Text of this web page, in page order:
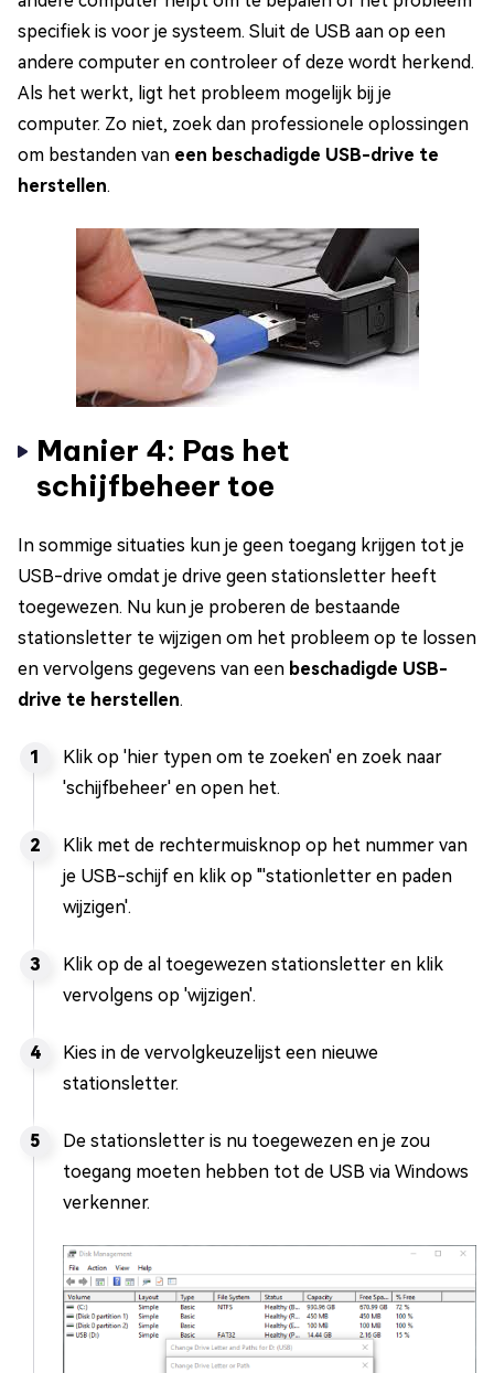
specifiek is voor je systeem. Sluit de USB aan op een
andere computer en controleer of deze wordt herkend.
Als het werkt, ligt het probleem mogelijk bij je
computer. Zo niet, zoek dan professionele oplossingen
om bestanden van een beschadigde USB-drive te
herstellen.
Manier 4: Pas het
schijfbeheer toe
In sommige situaties kun je geen toegang krijgen tot je
USB-drive omdat je drive geen stationsletter heeft
toegewezen. Nu kun je proberen de bestaande
stationsletter te wijzigen om het probleem op te lossen
en vervolgens gegevens van een beschadigde USB-
drive te herstellen.
Klik op 'hier typen om te zoeken' en zoek naar
'schijfbeheer' en open het.
Klik met de rechtermuisknop op het nummer van
je USB-schijf en klik op "'stationletter en paden
wijzigen'.
Klik op de al toegewezen stationsletter en klik
vervolgens op 'wijzigen'.
Kies in de vervolgkeuzelijst een nieuwe
stationsletter.
De stationsletter is nu toegewezen en je zou
toegang moeten hebben tot de USB via Windows
verkenner.